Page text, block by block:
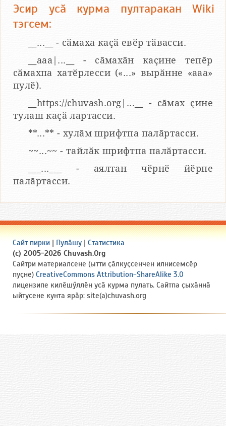
Эсир усӑ курма пултаракан Wiki
тэгсем:
__...__ - сӑмаха каҫӑ евӗр тӑвасси.
__aaa|...__ - сӑмахӑн каҫине тепӗр
сӑмахпа хатӗрлесси («...» вырӑнне «ааа»
пулӗ).
__https://chuvash.org|...__ - сӑмах ҫине
тулаш каҫӑ лартасси.
**...** - хулӑм шрифтпа палӑртасси.
~~...~~ - тайлӑк шрифтпа палӑртасси.
___...___ - аялтан чӗрнӗ йӗрпе
палӑртасси.
Сайт пирки | Пулӑшу | Статистика
(c) 2005-2026 Chuvash.Org
Сайтри материалсене (ытти ҫӑлкуҫсенчен илнисемсӗр
пуҫне) CreativeCommons Attribution-ShareAlike 3.0
лицензипе килӗшӳллӗн усӑ курма пулать. Сайтпа ҫыхӑннӑ
ыйтусене кунта ярӑр: site(a)chuvash.org